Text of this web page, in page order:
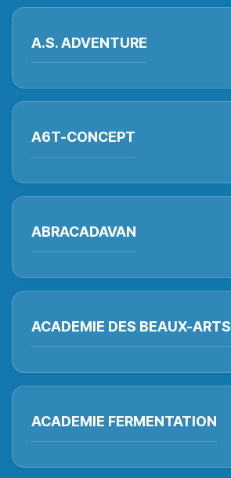
A.S. ADVENTURE
A6T-CONCEPT
ABRACADAVAN
ACADEMIE DES BEAUX-ARTS
ACADEMIE FERMENTATION